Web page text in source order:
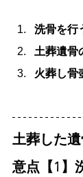
洗骨を行
土葬遺骨
火葬し骨
土葬した
意点【1】